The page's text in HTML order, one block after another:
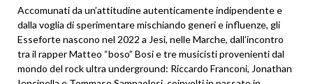
Accomunati da un’attitudine autenticamente indipendente e
dalla voglia di sperimentare mischiando generi e influenze, gli
Esseforte nascono nel 2022 a Jesi, nelle Marche, dall’incontro
tra il rapper Matteo “boso” Bosi e tre musicisti provenienti dal
mondo del rock ultra underground: Riccardo Franconi, Jonathan